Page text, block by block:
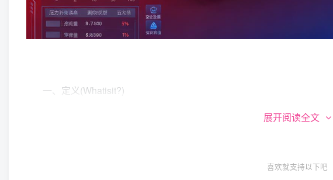
一、定义(Whatisit?)
消防车灭火剂实时监测系统是一种基于传感器技术、物联网（IoT）和
展开阅读全文
喜欢就支持以下吧